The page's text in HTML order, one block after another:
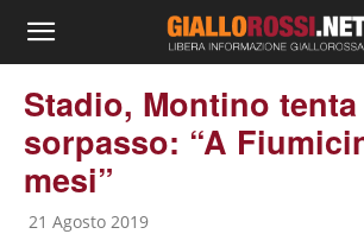
Stadio, Montino
sorpasso: “A
mesi”
21 Agosto 2019